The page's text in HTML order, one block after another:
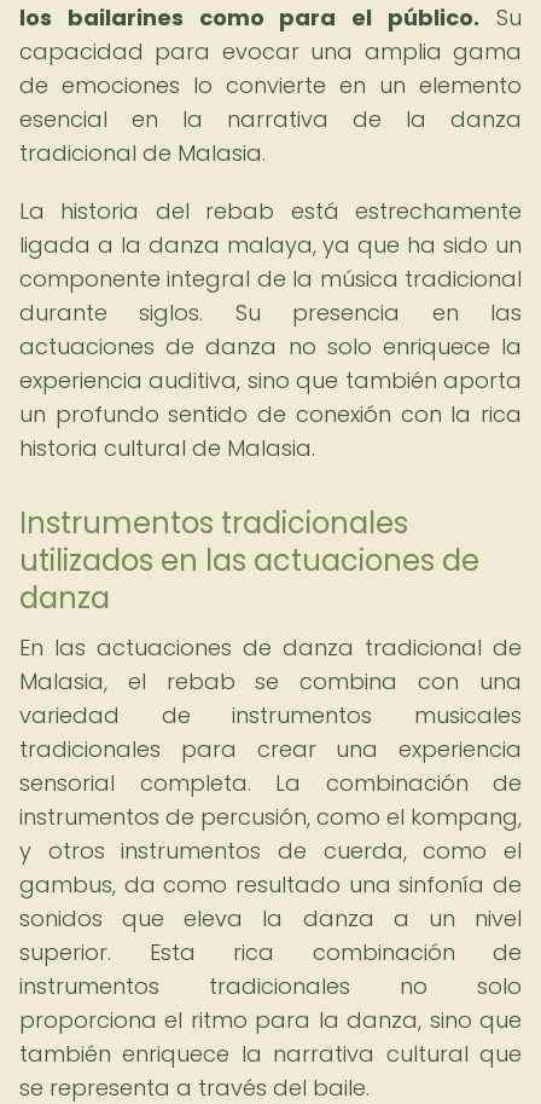
los bailarines como para el público. Su
capacidad para evocar una amplia gama
de emociones lo convierte en un elemento
esencial en la narrativa de la danza
tradicional de Malasia.
La historia del rebab está estrechamente
ligada a la danza malaya, ya que ha sido un
componente integral de la música tradicional
durante siglos. Su presencia en las
actuaciones de danza no solo enriquece la
experiencia auditiva, sino que también aporta
un profundo sentido de conexión con la rica
historia cultural de Malasia.
Instrumentos tradicionales
utilizados en las actuaciones de
danza
En las actuaciones de danza tradicional de
Malasia, el rebab se combina con una
variedad de instrumentos musicales
tradicionales para crear una experiencia
sensorial completa. La combinación de
instrumentos de percusión, como el kompang,
y otros instrumentos de cuerda, como el
gambus, da como resultado una sinfonía de
sonidos que eleva la danza a un nivel
superior. Esta rica combinación de
instrumentos tradicionales no solo
proporciona el ritmo para la danza, sino que
también enriquece la narrativa cultural que
se representa a través del baile.